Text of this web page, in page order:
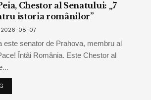
Chestor al Senatului: „7
istoria românilor”
08-07
este senator de Prahova, membru al
Întâi România. Este Chestor al